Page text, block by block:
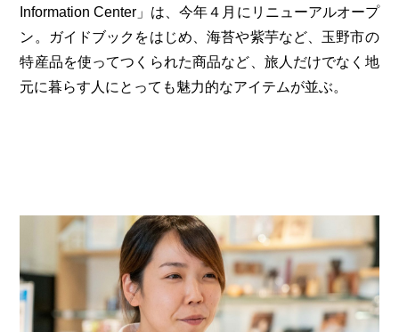
Information Center」は、今年４月にリニューアルオープ
ン。ガイドブックをはじめ、海苔や紫芋など、玉野市の
特産品を使ってつくられた商品など、旅人だけでなく地
元に暮らす人にとっても魅力的なアイテムが並ぶ。